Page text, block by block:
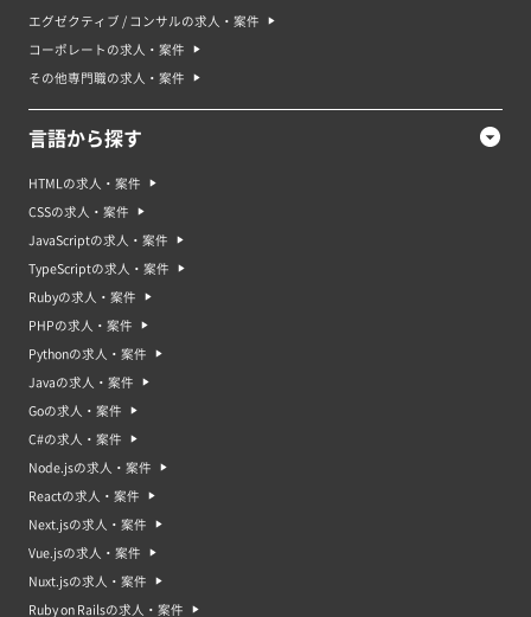
エグゼクティブ / コンサルの求人・案件
コーポレートの求人・案件
その他専門職の求人・案件
言語から探す
HTMLの求人・案件
CSSの求人・案件
JavaScriptの求人・案件
TypeScriptの求人・案件
Rubyの求人・案件
PHPの求人・案件
Pythonの求人・案件
Javaの求人・案件
Goの求人・案件
C#の求人・案件
Node.jsの求人・案件
Reactの求人・案件
Next.jsの求人・案件
Vue.jsの求人・案件
Nuxt.jsの求人・案件
Ruby on Railsの求人・案件